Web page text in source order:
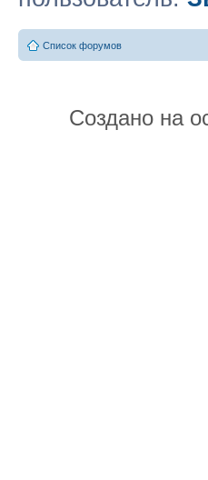
Список форумов
Создано на